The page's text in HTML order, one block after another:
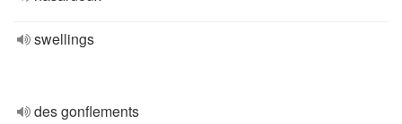
swellings
des gonflements